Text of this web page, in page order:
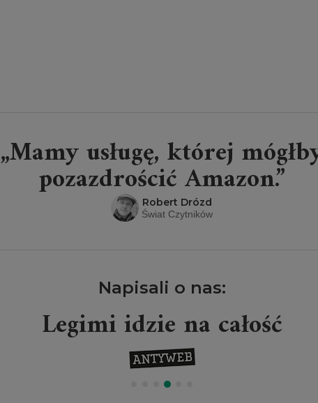
„Mamy usługę, której
pozazdrościć Amazon.”
Robert Drózd
Świat Czytników
Napisali o nas:
Legimi idzie na całość